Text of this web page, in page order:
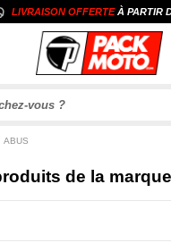
LIVRAISON OFFERTEÀ PARTIR
ABUS
de la